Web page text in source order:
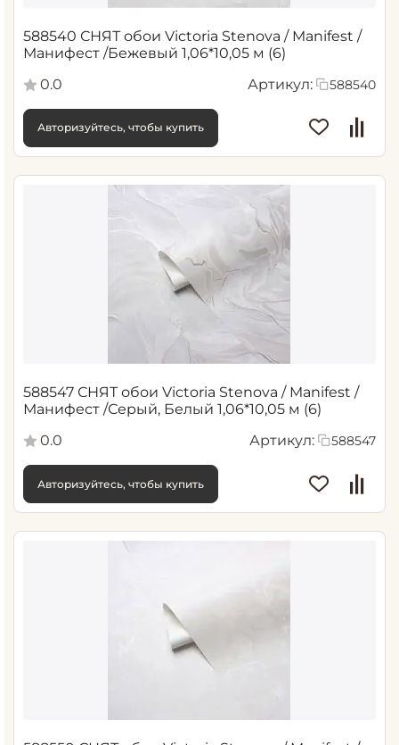
588540 СНЯТ обои Victoria Stenova / Manifest /
Манифест /Бежевый 1,06*10,05 м (6)
0.0
Артикул: 588540
Авторизуйтесь, чтобы купить
588547 СНЯТ обои Victoria Stenova / Manifest /
Манифест /Серый, Белый 1,06*10,05 м (6)
0.0
Артикул: 588547
Авторизуйтесь, чтобы купить